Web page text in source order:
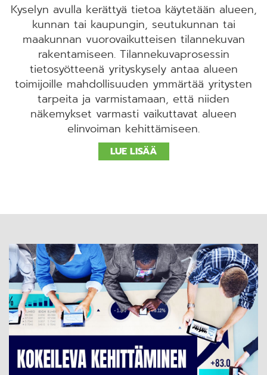
Kyselyn avulla kerättyä tietoa käytetään alueen,
kunnan tai kaupungin, seutukunnan tai
maakunnan vuorovaikutteisen tilannekuvan
rakentamiseen. Tilannekuvaprosessin
tietosyötteenä yrityskysely antaa alueen
toimijoille mahdollisuuden ymmärtää yritysten
tarpeita ja varmistamaan, että niiden
näkemykset varmasti vaikuttavat alueen
elinvoiman kehittämiseen.
LUE LISÄÄ